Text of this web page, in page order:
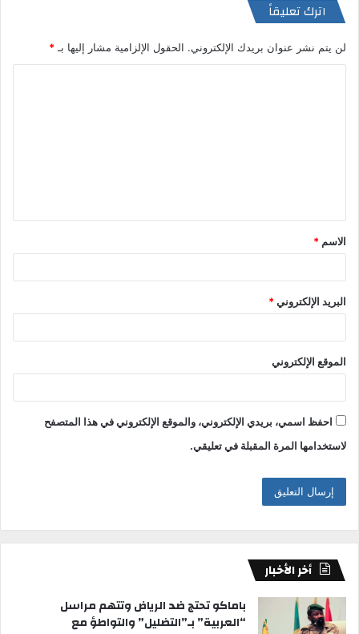
اترك تعليقاً
لن يتم نشر عنوان بريدك الإلكتروني. الحقول الإلزامية مشار إليها بـ*
ق
*
الاسم *
البريد الإلكتروني*
الموقع الإلكتروني
احفظ اسمي، بريدي الإلكتروني، والموقع الإلكتروني في هذا المتصفح
لاستخدامها المرة المقبلة في تعليقي.
أخر الأخبار
باماكو تحتج ضد الرياض وتتهم مراسل
“العربية” بـ”التضليل” والتواطؤ مع